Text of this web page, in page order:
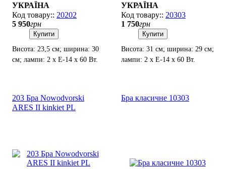
УКРАЇНА
20202
5 950грн
Купити
Висота: 23,5 см; ширина: 30
см; лампи: 2 х Е-14 х 60 Вт.
УКРАЇНА
20303
1 750грн
Купити
Висота: 31 см; ширина: 29 см;
лампи: 2 х Е-14 х 60 Вт.
203 Бра Nowodvorski
ARES II kinkiet PL
Бра класичне 10303